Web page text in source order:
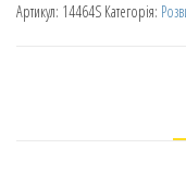
Артикул: 14464S Категорія: